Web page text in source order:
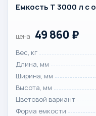
Емкость T 3000 л с
цена 49 860 ₽
Вес, кг
Длина, мм
Ширина, мм
Высота, мм
Цветовой вариант
Форма емкости